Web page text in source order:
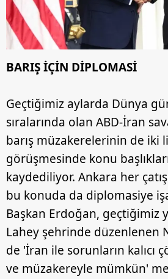
BARIŞ İÇİN DİPLOMASİ
Geçtiğimiz aylarda Dünya
sıralarında olan ABD-İran
barış müzakerelerinin de iki
görüşmesinde konu
kaydediliyor. Ankara her
bu konuda da diplomasiye
Başkan Erdoğan, geçtiğimiz
Lahey şehrinde düzenlenen
de 'İran ile sorunların kalıcı
ve müzakereyle mümkün'